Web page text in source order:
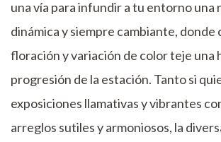
una vía para infundir a tu entorno una
dinámica y siempre cambiante, donde
floración y variación de color teje una
progresión de la estación. Tanto si
exposiciones llamativas y vibrantes
arreglos sutiles y armoniosos, la